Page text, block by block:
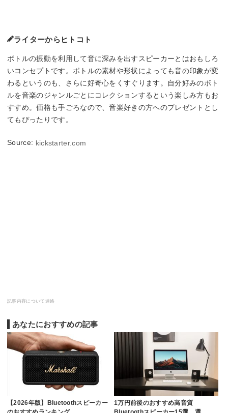
ライターからヒトコト
ボトルの振動を利用して音に深みを出すスピーカーとはおもしろ
いコンセプトです。ボトルの素材や形状によっても音の印象が変
わるというのも、さらに好奇心をくすぐります。自分好みのボト
ルを音楽のジャンルごとにコレクションするという楽しみ方もお
すすめ。価格も手ごろなので、音楽好きの方へのプレゼントとし
てもぴったりです。
Source: kickstarter.com
記事内容について連絡
あなたにおすすめの記事
【2026年版】Bluetoothスピーカー
1万円前後のおすすめ高音質